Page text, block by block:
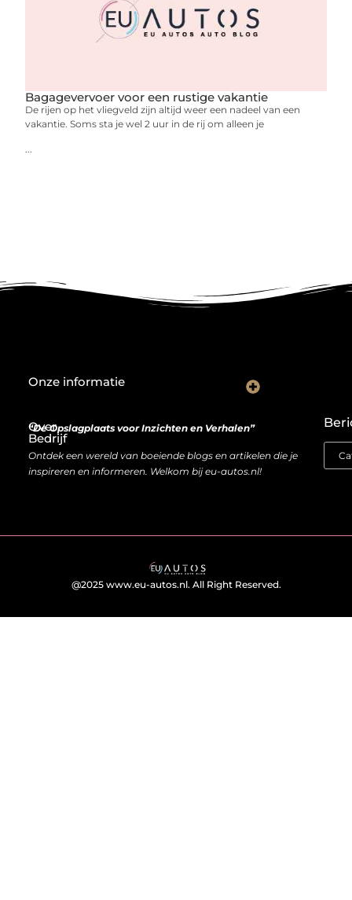
Bagagevervoer voor een rustige vakantie
De rijen op het vliegveld zijn altijd weer een nadeel van een
vakantie. Soms sta je wel 2 uur in de rij om alleen je
...
Over
Bedrijf
“De Opslagplaats voor Inzichten en Verhalen”
Ontdek een wereld van boeiende blogs en artikelen die je
inspireren en informeren. Welkom bij eu-autos.nl!
Onze informatie
@2025 www.eu-autos.nl. All Right Reserved.